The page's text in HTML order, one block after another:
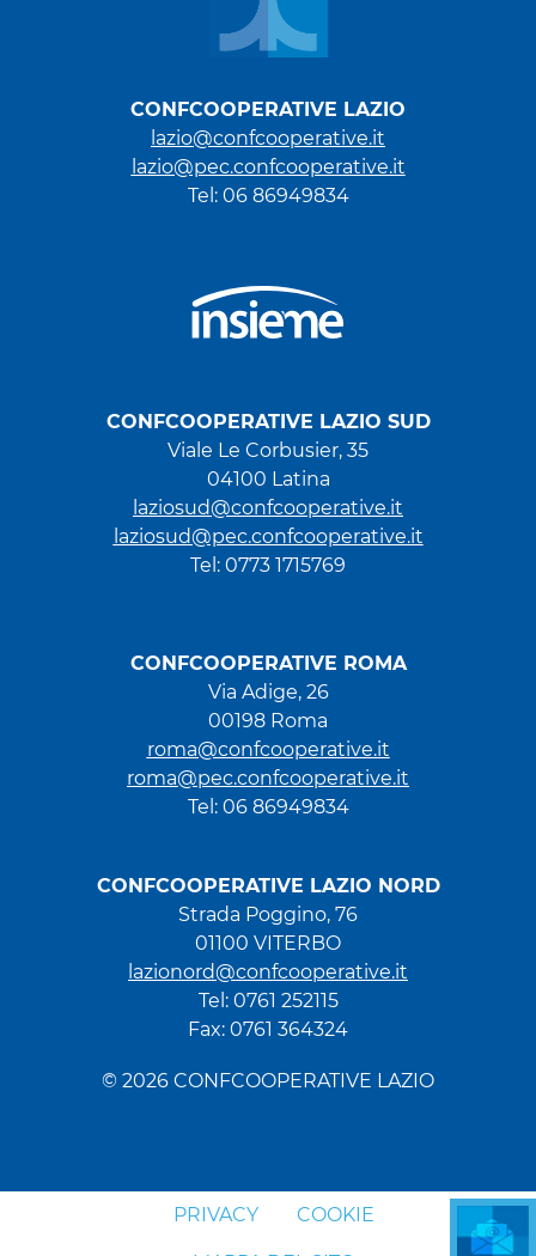
CONFCOOPERATIVE LAZIO
lazio@confcooperative.it
lazio@pec.confcooperative.it
Tel: 06 86949834
CONFCOOPERATIVE LAZIO SUD
Viale Le Corbusier, 35
04100 Latina
laziosud@confcooperative.it
laziosud@pec.confcooperative.it
Tel: 0773 1715769
CONFCOOPERATIVE ROMA
Via Adige, 26
00198 Roma
roma@confcooperative.it
roma@pec.confcooperative.it
Tel: 06 86949834
CONFCOOPERATIVE LAZIO NORD
Strada Poggino, 76
01100 VITERBO
lazionord@confcooperative.it
Tel: 0761 252115
Fax: 0761 364324
© 2026 CONFCOOPERATIVE LAZIO
PRIVACY COOKIE